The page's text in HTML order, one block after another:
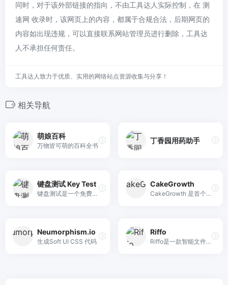
同时，对于该外部链接的指向，不由工具达人实际控制，在 测
速网 收录时，该网页上的内容，都属于合规合法，后期网页的
内容如出现违规，可以直接联系网站管理员进行删除，工具达
人不承担任何责任。
工具达人致力于优质、实用的网络站点资源收集与分享！
相关导航
萌娘百科
万物皆可萌的百科全书
丁香园用药助手
键盘测试 Key Test
键盘测试是一个免费的在线工具，允许用户通过虚拟键盘诊断自己的键盘性能，支持按键历史记录查看和重置功能，适用于Windows和Mac键盘布局。
CakeGrowth
CakeGrowth 是首个专注 AI 应用的 一站式联盟营销平台。我们连接优质 AI SaaS 企业与顶尖流量主，助力品牌出海获客，赋能流量实现高价值变现。
Neumorphism.io
生成Soft UI CSS 代码
Riffo
Riffo是一款智能文件重命名和整理工具，利用AI技术帮助您轻松管理文件，提高工作效率。它是摄影师、设计师和所有寻求高生产力的专业人士的理想选择。